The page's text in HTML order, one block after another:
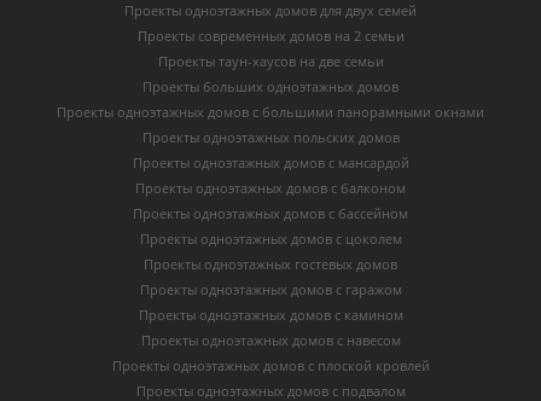
Проекты одноэтажных домов для двух семей
Проекты современных домов на 2 семьи
Проекты таун-хаусов на две семьи
Проекты больших одноэтажных домов
Проекты одноэтажных домов с большими панорамными окнами
Проекты одноэтажных польских домов
Проекты одноэтажных домов с мансардой
Проекты одноэтажных домов с балконом
Проекты одноэтажных домов с бассейном
Проекты одноэтажных домов с цоколем
Проекты одноэтажных гостевых домов
Проекты одноэтажных домов с гаражом
Проекты одноэтажных домов с камином
Проекты одноэтажных домов с навесом
Проекты одноэтажных домов с плоской кровлей
Проекты одноэтажных домов с подвалом